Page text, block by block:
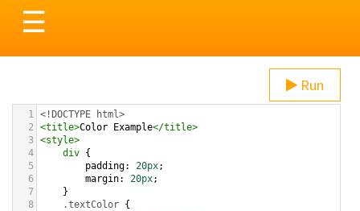
Toggle
navigation
☰
Run
1 <!DOCTYPE html>
2
<title>Color Example</title>
3 <style>
4
div {
5
padding: 20px;
6
margin: 20px;
7
}
8
.textColor {